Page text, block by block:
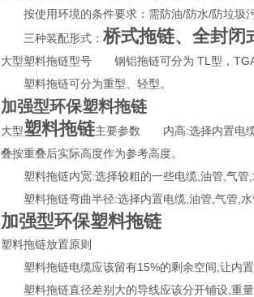
按使用环境的条件要求：需防油/防水/防垃圾
三种装配形式： 桥式拖链、全封闭
大型塑料拖链型号 钢铝拖链可分为 TL型，TGA
塑料拖链可分为重型、轻型。
加强型环保塑料拖链
大型塑料拖链主要参数 内高:选择内置电缆,
叠按重叠后实际高度作为参考高度。
塑料拖链内宽:选择较粗的一些电缆,油管,气管,
塑料拖链弯曲半径:选择内置电缆,油管,气管,水
加强型环保塑料拖链
塑料拖链放置原则
塑料拖链电缆应该留有15%的剩余空间,让内置
塑料拖链直径差别大的导线应该分开铺设,重量